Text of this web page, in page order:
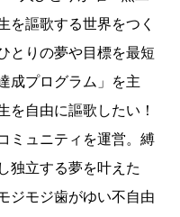
を謳歌する世界をつく
とりの夢や目標を最短
成プログラム」を主
を自由に謳歌したい！
ミュニティを運営。縛
独立する夢を叶えた
ジモジ歯がゆい不自由